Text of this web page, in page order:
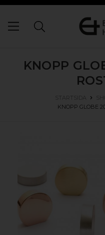
KNOPP
STARTSIDA
KNOPP GLOBE